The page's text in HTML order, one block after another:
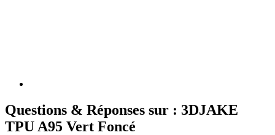
Questions & Réponses sur : 3DJAKE
TPU A95 Vert Foncé